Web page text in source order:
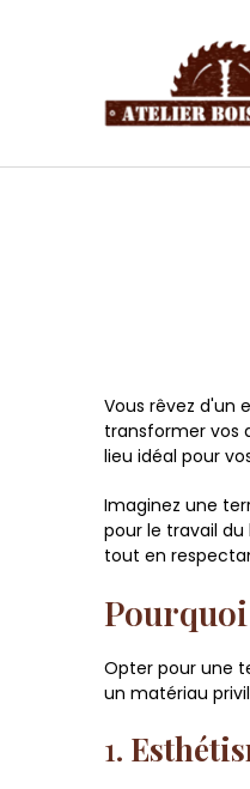
Vous rêvez d'un
transformer vos
lieu idéal pour
Imaginez une
pour le travail
tout en
Opter pour une
un matériau
1.